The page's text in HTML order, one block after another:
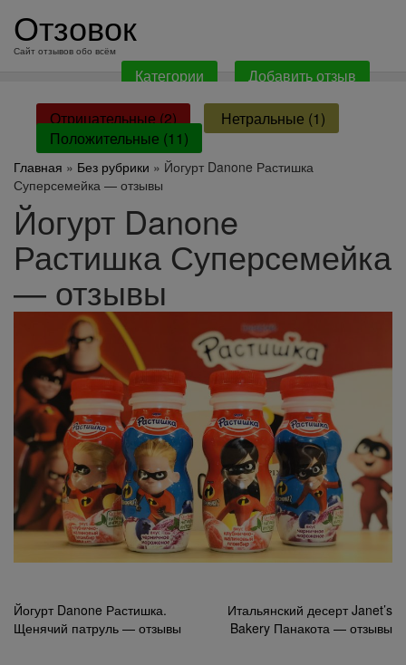
содержанию
Отзовок
Сайт отзывов обо всём
Категории Добавить отзыв
Отрицательные (2)
Нетральные (1)
Положительные (11)
Главная » Без рубрики » Йогурт Danone Растишка
Суперсемейка — отзывы
Йогурт Danone
Растишка Суперсемейка
— отзывы
Навигация
по
Йогурт Danone Растишка.
Щенячий патруль — отзывы
Итальянский десерт Janet’s
Bakery Панакота — отзывы